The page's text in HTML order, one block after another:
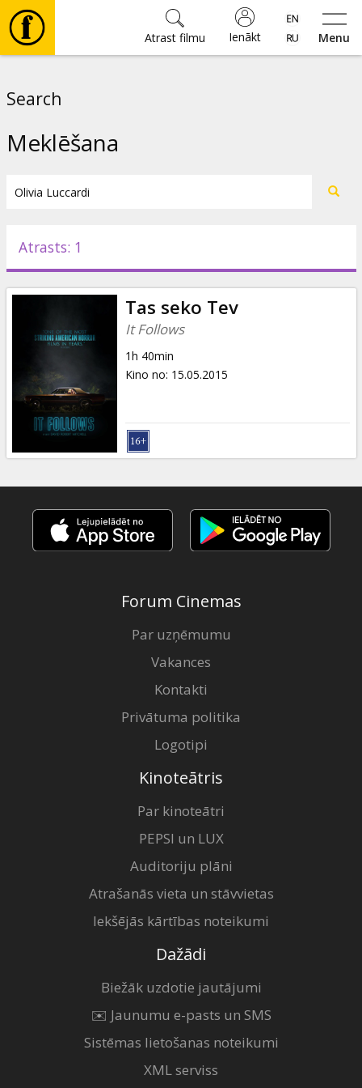
Menu
Ienākt
Atrast filmu
Pasākumi
kartes
Uzkodas
B2B
Kino
Klubs
Search
Meklēšana
Atrasts: 1
Tas seko Tev
It Follows
1h 40min
Kino no: 15.05.2015
Forum Cinemas
Par uzņēmumu
Vakances
Kontakti
Privātuma politika
Logotipi
Kinoteātris
Par kinoteātri
PEPSI un LUX
Auditoriju plāni
Atrašanās vieta un stāvvietas
Iekšējās kārtības noteikumi
Dažādi
Biežāk uzdotie jautājumi
✉️ Jaunumu e-pasts un SMS
Sistēmas lietošanas noteikumi
XML serviss